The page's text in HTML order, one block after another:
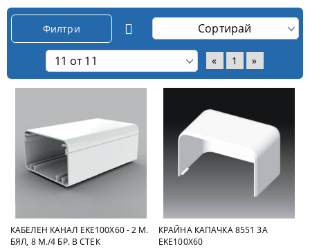
Филтри
« 1 »
КАБЕЛЕН КАНАЛ EKE100X60 - 2 М.
БЯЛ, 8 М./4 БР. В СТЕК
КРАЙНА КАПАЧКА 8551 ЗА
EKE100X60